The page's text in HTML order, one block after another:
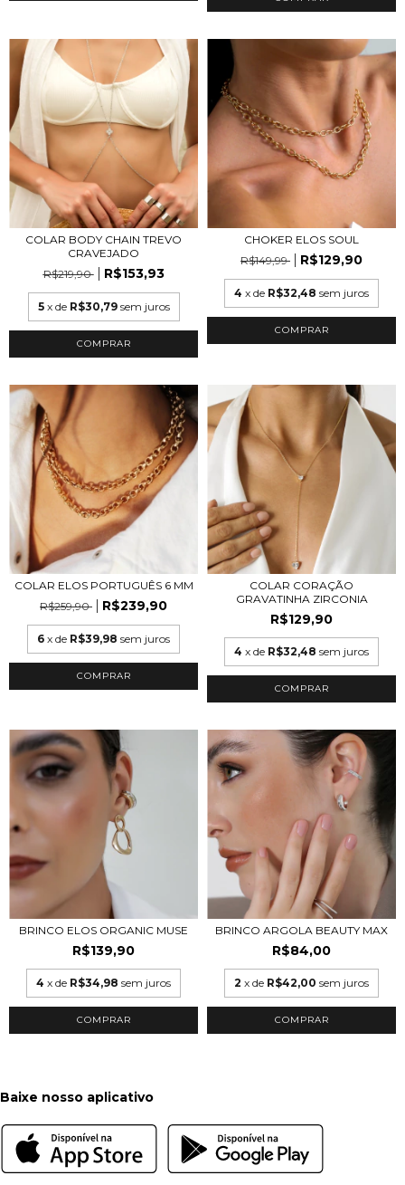
COLAR BODY CHAIN TREVO
CRAVEJADO
R$219,90
R$153,93
5 x de R$30,79 sem juros
COMPRAR
CHOKER ELOS SOUL
R$149,99
R$129,90
4 x de R$32,48 sem juros
COMPRAR
COLAR ELOS PORTUGUÊS 6 MM
R$259,90
R$239,90
6 x de R$39,98 sem juros
COMPRAR
COLAR CORAÇÃO
GRAVATINHA ZIRCONIA
R$129,90
4 x de R$32,48 sem juros
BRINCO ELOS ORGANIC MUSE
R$139,90
4 x de R$34,98 sem juros
COMPRAR
BRINCO ARGOLA BEAUTY MAX
R$84,00
2 x de R$42,00 sem juros
COMPRAR
Baixe nosso aplicativo